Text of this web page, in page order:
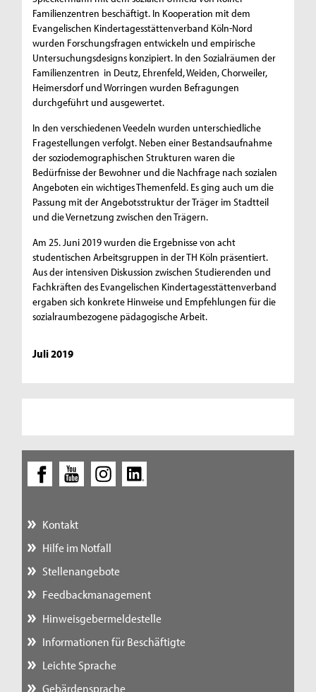
Familienzentren beschäftigt. In Kooperation mit dem
Evangelischen Kindertagesstättenverband Köln-Nord
wurden Forschungsfragen entwickeln und empirische
Untersuchungsdesigns konzipiert. In den Sozialräumen der
Familienzentren in Deutz, Ehrenfeld, Weiden, Chorweiler,
Heimersdorf und Worringen wurden Befragungen
durchgeführt und ausgewertet.
In den verschiedenen Veedeln wurden unterschiedliche
Fragestellungen verfolgt. Neben einer Bestandsaufnahme
der soziodemographischen Strukturen waren die
Bedürfnisse der Bewohner und die Nachfrage nach sozialen
Angeboten ein wichtiges Themenfeld. Es ging auch um die
Passung mit der Angebotsstruktur der Träger im Stadtteil
und die Vernetzung zwischen den Trägern.
Am 25. Juni 2019 wurden die Ergebnisse von acht
studentischen Arbeitsgruppen in der TH Köln präsentiert.
Aus der intensiven Diskussion zwischen Studierenden und
Fachkräften des Evangelischen Kindertagesstättenverband
ergaben sich konkrete Hinweise und Empfehlungen für die
sozialraumbezogene pädagogische Arbeit.
Juli 2019
Kontakt
Hilfe im Notfall
Stellenangebote
Feedbackmanagement
Hinweisgebermeldestelle
Informationen für Beschäftigte
Leichte Sprache
Gebärdensprache